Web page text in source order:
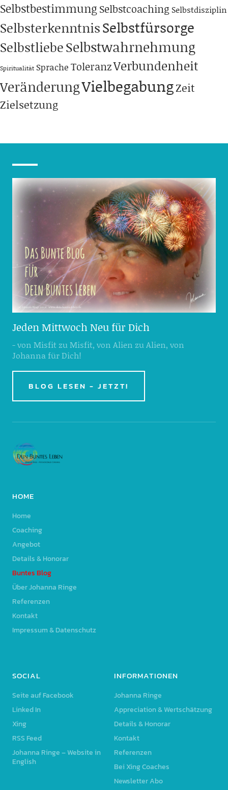
Selbstbestimmung Selbstcoaching Selbstdisziplin
SelbsterkenntnisSelbstfürsorge
SelbstliebeSelbstwahrnehmung
Spiritualität Sprache ToleranzVerbundenheit
VeränderungVielbegabungZeit
Zielsetzung
Jeden Mittwoch Neu für Dich
- von Misfit zu Misfit, von Alien zu Alien, von
Johanna für Dich!
BLOG LESEN - JETZT!
HOME
Home
Coaching
Angebot
Details & Honorar
Buntes Blog
Über Johanna Ringe
Referenzen
Kontakt
Impressum & Datenschutz
SOCIAL
Seite auf Facebook
Linked In
Xing
RSS Feed
Johanna Ringe – Website in
English
INFORMATIONEN
Johanna Ringe
Appreciation & Wertschätzung
Details & Honorar
Kontakt
Referenzen
Bei Xing Coaches
Newsletter Abo